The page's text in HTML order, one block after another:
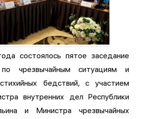
состоялось пятое заседание
чрезвычайным ситуациям и
бедствий, с участием
внутренних дел Республики
и Министра чрезвычайных